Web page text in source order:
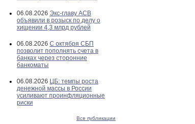
06.08.2026 Экс-главу АСВ
объявили в розыск по делу о
хищении 4,3 млрд рублей
06.08.2026 С октября СБП
позволит пополнять счета в
банках через сторонние
банкоматы
06.08.2026 ЦБ: темпы роста
денежной массы в России
усиливают проинфляционные
риски
Все публикации